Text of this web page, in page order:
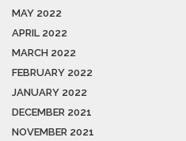
MAY 2022
APRIL 2022
MARCH 2022
FEBRUARY 2022
JANUARY 2022
DECEMBER 2021
NOVEMBER 2021